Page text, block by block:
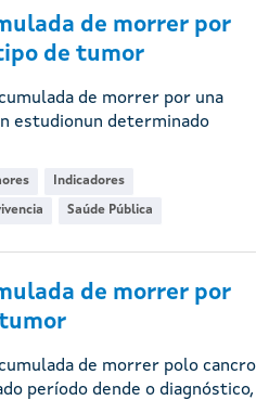
de morrer por
de tumor
de morrer por una
estudionun determinado
Indicadores
Saúde Pública
de morrer por
de morrer polo cancro
período dende o diagnóstico,